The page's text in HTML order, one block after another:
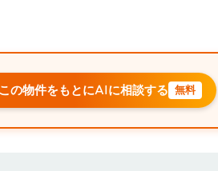
の物件をもとにAIに相談する 無料